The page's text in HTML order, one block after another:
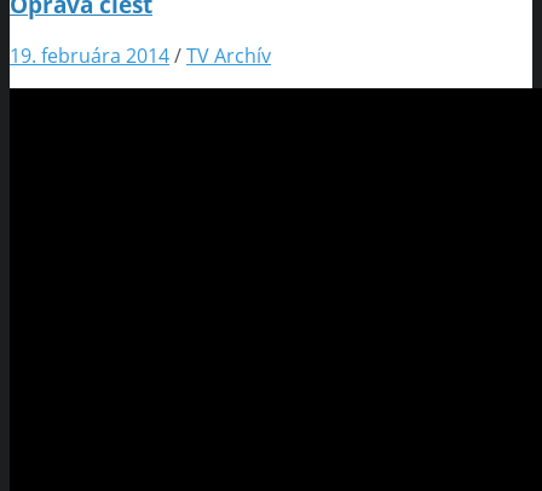
19. februára 2014/TV Archív